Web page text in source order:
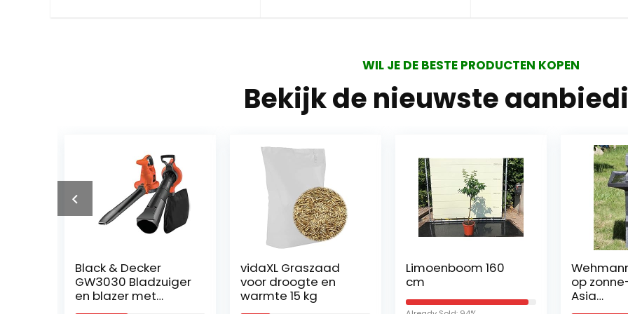
WIL JE DE BESTE PRODUCTEN KOPEN
Bekijk de nieuwste
Black & Decker
GW3030 Bladzuiger
en blazer met
hakselaar met 50 L
vidaXL Graszaad
voor droogte en
warmte 15 kg
Limoenboom 160
Wehmann
op zonne-